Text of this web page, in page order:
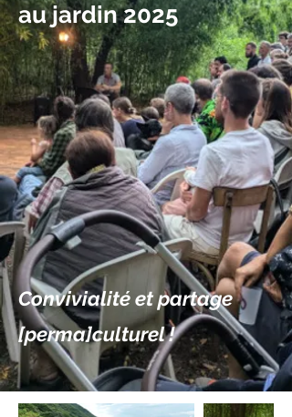
au jardin 2025
Convivialité et partage
[perma]culturel !